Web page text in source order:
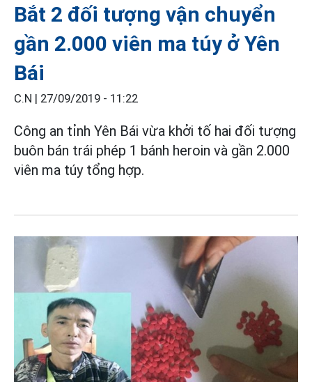
Bắt 2 đối tượng vận chuyển
gần 2.000 viên ma túy ở Yên
Bái
C.N | 27/09/2019 - 11:22
Công an tỉnh Yên Bái vừa khởi tố hai đối tượng
buôn bán trái phép 1 bánh heroin và gần 2.000
viên ma túy tổng hợp.